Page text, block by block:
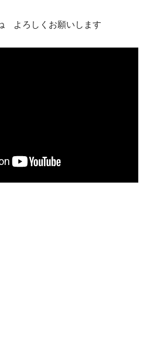
よろしくお願いします